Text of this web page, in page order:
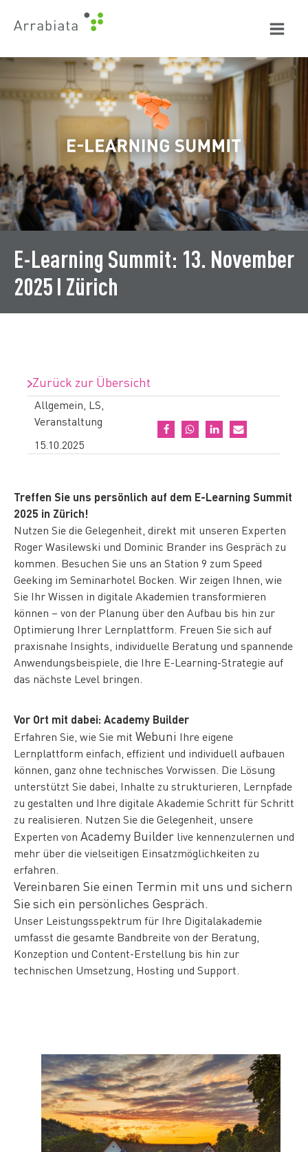
Inhalt
E-Learning Summit: 13. November
2025 I Zürich
Zurück zur Übersicht
Allgemein, LS,
Veranstaltung
15.10.2025
Treffen Sie uns persönlich auf dem E-Learning Summit
2025 in Zürich!
Nutzen Sie die Gelegenheit, direkt mit unseren Experten
Roger Wasilewski und Dominic Brander ins Gespräch zu
kommen. Besuchen Sie uns an Station 9 zum Speed
Geeking im Seminarhotel Bocken. Wir zeigen Ihnen, wie
Sie Ihr Wissen in digitale Akademien transformieren
können – von der Planung über den Aufbau bis hin zur
Optimierung Ihrer Lernplattform. Freuen Sie sich auf
praxisnahe Insights, individuelle Beratung und spannende
Anwendungsbeispiele, die Ihre E-Learning-Strategie auf
das nächste Level bringen.
Vor Ort mit dabei: Academy Builder
Erfahren Sie, wie Sie mit Webuni Ihre eigene
Lernplattform einfach, effizient und individuell aufbauen
können, ganz ohne technisches Vorwissen. Die Lösung
unterstützt Sie dabei, Inhalte zu strukturieren, Lernpfade
zu gestalten und Ihre digitale Akademie Schritt für Schritt
zu realisieren. Nutzen Sie die Gelegenheit, unsere
Experten von Academy Builder live kennenzulernen und
mehr über die vielseitigen Einsatzmöglichkeiten zu
erfahren.
Vereinbaren Sie einen Termin mit uns und sichern
Sie sich ein persönliches Gespräch.
Unser Leistungsspektrum für Ihre Digitalakademie
umfasst die gesamte Bandbreite von der Beratung,
Konzeption und Content-Erstellung bis hin zur
technischen Umsetzung, Hosting und Support.